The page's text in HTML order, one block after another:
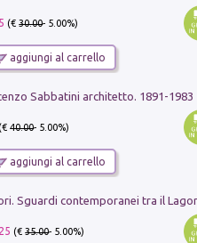
(€30.00- 5.00%)
aggiungi al carrello
Sabbatini architetto. 1891-1983
40.00- 5.00%)
aggiungi al carrello
(€35.00- 5.00%)